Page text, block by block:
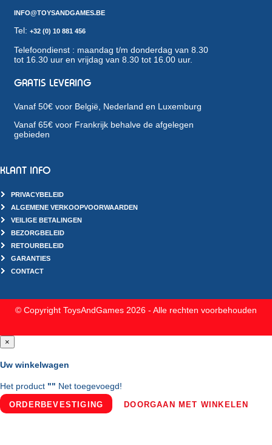
INFO@TOYSANDGAMES.BE
Tel: +32 (0) 10 881 456
Telefoondienst : maandag t/m donderdag van 8.30
tot 16.30 uur en vrijdag van 8.30 tot 16.00 uur.
GRATIS LEVERING
Vanaf 50€ voor België, Nederland en Luxemburg
Vanaf 65€ voor Frankrijk behalve de afgelegen
gebieden
KLANT INFO
PRIVACYBELEID
ALGEMENE VERKOOPVOORWAARDEN
VEILIGE BETALINGEN
BEZORGBELEID
RETOURBELEID
GARANTIES
CONTACT
© Copyright ToysAndGames 2026 - Alle rechten voorbehouden
×
Uw winkelwagen
Het product "" Net toegevoegd!
ORDERBEVESTIGING DOORGAAN MET WINKELEN